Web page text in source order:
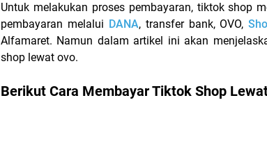
Untuk melakukan proses pembayaran, tiktok shop
pembayaran melalui DANA, transfer bank, OVO,
Alfamaret. Namun dalam artikel ini akan
shop lewat ovo.
Berikut Cara Membayar Tiktok Shop